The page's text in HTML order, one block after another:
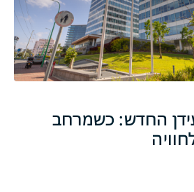
החדש: כשמרחב